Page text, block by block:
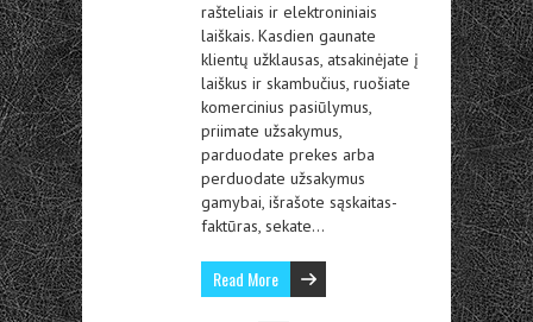
rašteliais ir elektroniniais
laiškais. Kasdien gaunate
klientų užklausas, atsakinėjate į
laiškus ir skambučius, ruošiate
komercinius pasiūlymus,
priimate užsakymus,
parduodate prekes arba
perduodate užsakymus
gamybai, išrašote sąskaitas-
faktūras, sekate…
Read More